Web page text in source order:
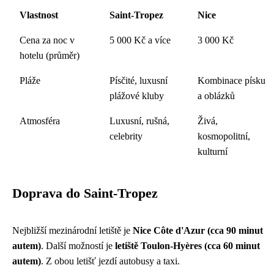
Vlastnost Saint-Tropez Nice
Cena za noc v
hotelu (průměr)
5 000 Kč a více 3 000 Kč
Pláže
Písčité, luxusní
plážové kluby
Kombinace písku
a oblázků
Atmosféra
Luxusní, rušná,
celebrity
Živá,
kosmopolitní,
kulturní
Doprava do Saint-Tropez
Nejbližší mezinárodní letiště je Nice Côte d'Azur (cca 90 minut
autem). Další možností je letiště Toulon-Hyères (cca 60 minut
autem). Z obou letišť jezdí autobusy a taxi.